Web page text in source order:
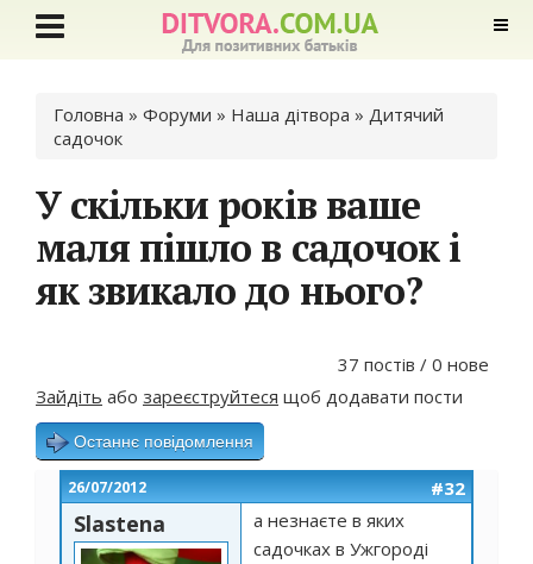
Ви є тут
Головна » Форуми » Наша дітвора » Дитячий
садочок
У скільки років ваше
маля пішло в садочок і
як звикало до нього?
37 постів / 0 нове
Зайдіть або зареєструйтеся щоб додавати пости
Останнє повідомлення
26/07/2012 #32
Slastena
а незнаєте в яких
садочках в Ужгороді